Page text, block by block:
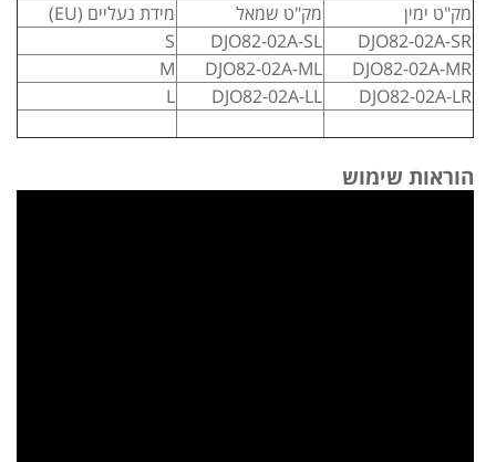
מק"ט ימין מק"ט שמאל
מידת נעליים (EU)
DJO82-02A-SR
DJO82-02A-SL
S
DJO82-02A-MR
DJO82-02A-ML
M
DJO82-02A-LR
DJO82-02A-LL
L
הוראות שימוש